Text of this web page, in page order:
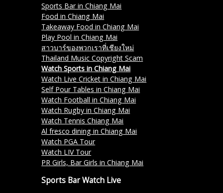
Sports Bar in Chiang Mai
Food in Chiang Mai
Takeaway Food in Chiang Mai
Play Pool in Chiang Mai
สาวบาร์ของพวกเราที่เชียงใหม่
Thailand Music Copyright Scam
Watch Sports in Chiang Mai
Watch Live Cricket in Chiang Mai
Self Pour Tables in Chiang Mai
Watch Football in Chiang Mai
Watch Rugby in Chiang Mai
Watch Tennis Chiang Mai
Al fresco dining in Chiang Mai
Watch PGA Tour
Watch LIV Tour
PR Girls, Bar Girls in Chiang Mai
Sports Bar Watch Live